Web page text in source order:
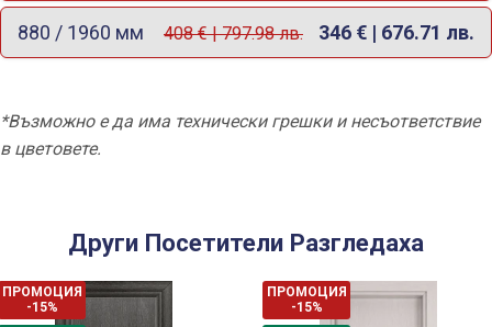
880 / 1960 мм 408 € | 797.98 лв. 346 € | 676.71 лв.
*Възможно е да има технически грешки и несъответствие
в цветовете.
Други Посетители Разгледаха
ПРОМОЦИЯ
-15%
ПРОМОЦИЯ
-15%